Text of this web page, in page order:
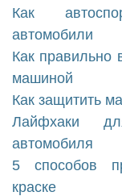
Как
автомобили
Как правильно
машиной
Как защитить
Лайфхаки
автомобиля
5 способов
краске